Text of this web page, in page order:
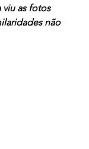
viu as fotos
não